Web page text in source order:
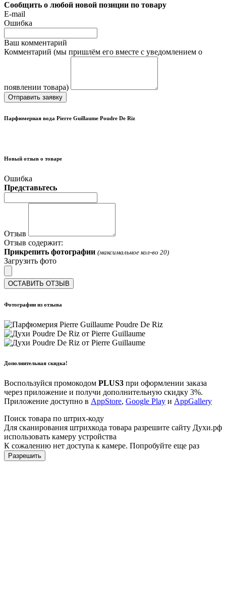
Сообщить о любой новой позиции по товару
E-mail
Ошибка
Ваш комментарий
Комментарий (мы пришлём его вместе с уведомлением о
появлении товара)
Отправить заявку
Парфюмерная вода Pierre Guillaume Poudre De Riz
Новый отзыв о товаре
Ошибка
Представьтесь
Отзыв
Отзыв содержит:
Прикрепить фотографии (максимальное кол-во 20)
Загрузить фото
ОСТАВИТЬ ОТЗЫВ
Фотографии из отзыва
Дополнительная скидка!
Воспользуйся промокодом PLUS3 при оформлении заказа
через приложение и получи дополнительную скидку 3%.
Приложение доступно в AppStore, Google Play и AppGallery
Поиск товара по штрих-коду
Для сканирования штрихкода товара разрешите сайту Духи.рф
использовать камеру устройства
К сожалению нет доступа к камере. Попробуйте еще раз
Разрешить